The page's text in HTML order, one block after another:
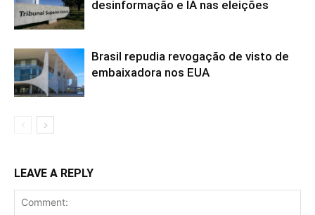
desinformação e IA nas eleições
Brasil repudia revogação de visto de
embaixadora nos EUA
LEAVE A REPLY